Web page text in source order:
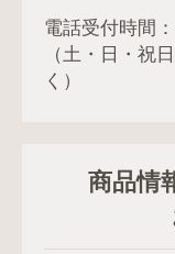
電話受付時間
（土・日・祝
く）
商品情